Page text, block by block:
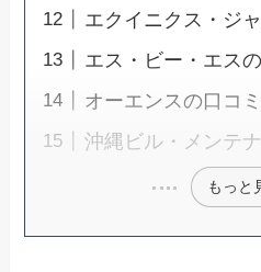
エクイニクス・ジ
エス・ビー・エス
オーエンスの口コ
沖縄ビル・メンテ
もっと